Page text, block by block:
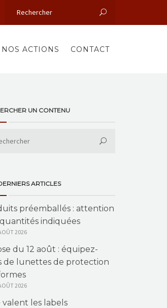
NOS ACTIONS CONTACT
UN CONTENU
ARTICLES
préemballés : attention
indiquées
2026
du 12 août : équipez-
de lunettes de protection
2026
valent les labels